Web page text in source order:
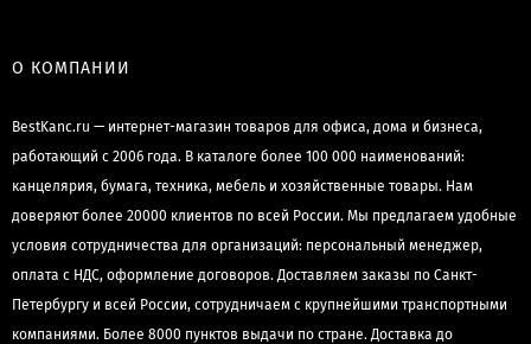
О КОМПАНИИ
BestKanc.ru — интернет-магазин товаров для офиса, дома и бизнеса,
работающий с 2006 года. В каталоге более 100 000 наименований:
канцелярия, бумага, техника, мебель и хозяйственные товары. Нам
доверяют более 20000 клиентов по всей России. Мы предлагаем удобные
условия сотрудничества для организаций: персональный менеджер,
оплата с НДС, оформление договоров. Доставляем заказы по Санкт-
Петербургу и всей России, сотрудничаем с крупнейшими транспортными
компаниями. Более 8000 пунктов выдачи по стране. Доставка до